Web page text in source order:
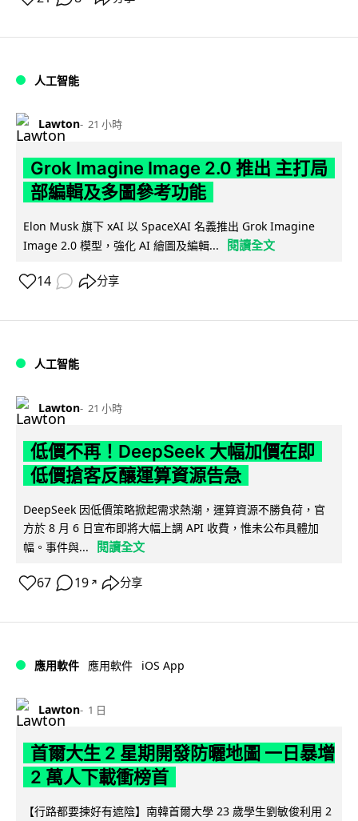
人工智能
Lawton 21 小時
Grok Imagine Image 2.0 推出 主打局
部編輯及多圖參考功能
Elon Musk 旗下 xAI 以 SpaceXAI 名義推出 Grok Imagine
Image 2.0 模型，強化 AI 繪圖及編輯...
閱讀全文
14 分享
人工智能
Lawton 21 小時
低價不再！DeepSeek 大幅加價在即
低價搶客反釀運算資源告急
DeepSeek 因低價策略掀起需求熱潮，運算資源不勝負荷，官
方於 8 月 6 日宣布即將大幅上調 API 收費，惟未公布具體加
幅。事件與...
閱讀全文
67 19 ↗ 分享
應用軟件 應用軟件 iOS App
Lawton 1 日
首爾大生 2 星期開發防曬地圖 一日暴增
2 萬人下載衝榜首
【行路都要揀好有遮陰】南韓首爾大學 23 歲學生劉敏俊利用 2